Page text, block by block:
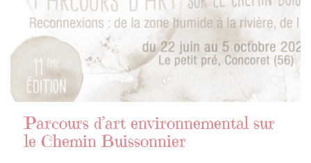
Parcours d’art environnemental sur
le Chemin Buissonnier